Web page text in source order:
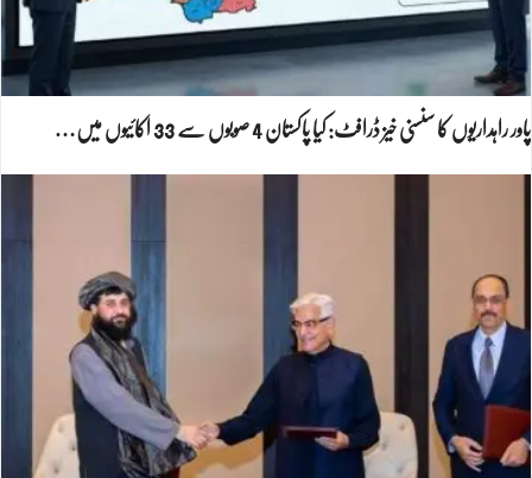
پاور راہداریوں کا سنسنی خیز ڈرافٹ: کیا پاکستان 4 صوبوں سے 33 اکائیوں میں…